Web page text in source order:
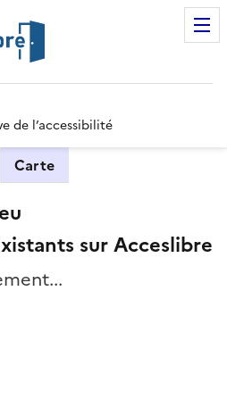
de l’accessibilité
Carte
sur Acceslibre